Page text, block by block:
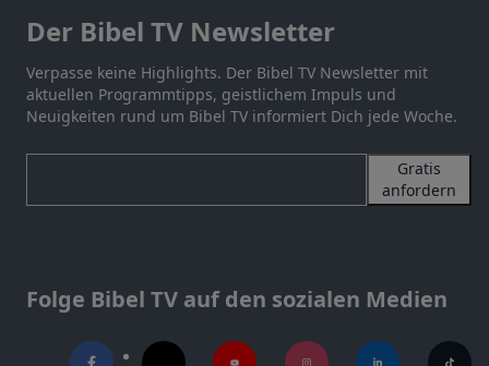
Der Bibel TV Newsletter
Verpasse keine Highlights. Der Bibel TV Newsletter mit
aktuellen Programmtipps, geistlichem Impuls und
Neuigkeiten rund um Bibel TV informiert Dich jede Woche.
Gratis
anfordern
Folge Bibel TV auf den sozialen Medien